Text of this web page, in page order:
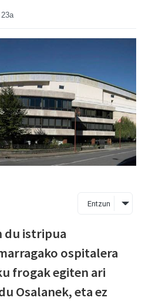
Entzun
du istripua
ospitalera
frogak egiten ari
Osalanek, eta ez